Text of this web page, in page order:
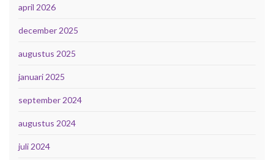
april 2026
december 2025
augustus 2025
januari 2025
september 2024
augustus 2024
juli 2024